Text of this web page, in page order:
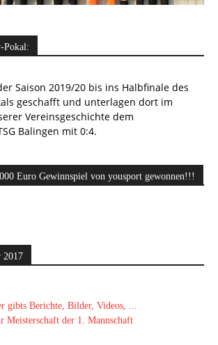
Pokal:
Saison 2019/20 bis ins Halbfinale des
geschafft und unterlagen dort im
Vereinsgeschichte dem
Balingen mit 0:4.
Euro Gewinnspiel von yousport gewonnen!!!
2017
gibts Berichte, Bilder, Videos, ...
Meisterschaft der 1. Mannschaft